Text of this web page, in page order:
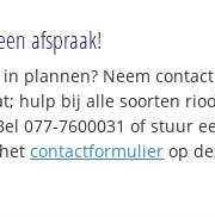
afspraak!
plannen? Neem
hulp bij alle soorten
077-7600031 of stuur
contactformulier op